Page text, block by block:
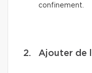
confinement.
2. Ajouter de